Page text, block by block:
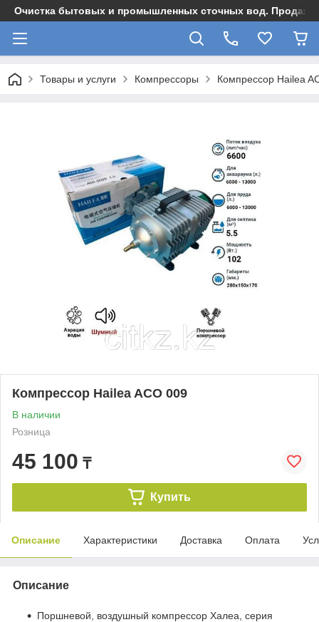
Очистка бытовых и промышленных сточных вод.
Товары и услуги Компрессоры Компрессор Hailea
Компрессор Hailea ACO 009
В наличии
Розница
45 100 ₸
Купить
Описание Характеристики Доставка Оплата
Описание
Поршневой, воздушный компрессор Халеа, серия